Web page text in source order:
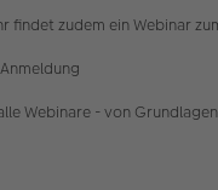
findet zudem ein Webinar
Webinare - von